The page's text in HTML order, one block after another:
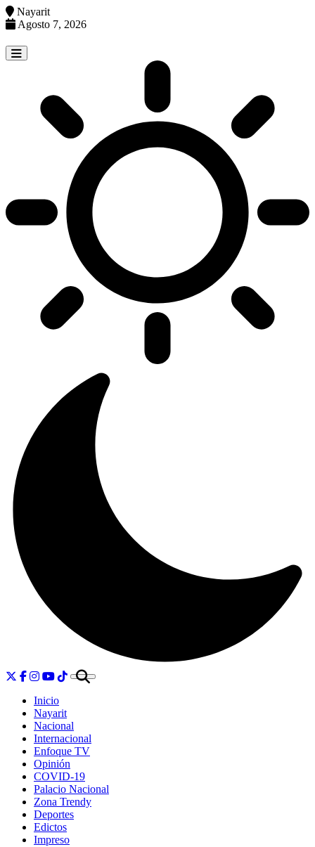
Nayarit
Agosto 7, 2026
to
content
Inicio
Nayarit
Nacional
Internacional
Enfoque TV
Opinión
COVID-19
Palacio Nacional
Zona Trendy
Deportes
Edictos
Impreso